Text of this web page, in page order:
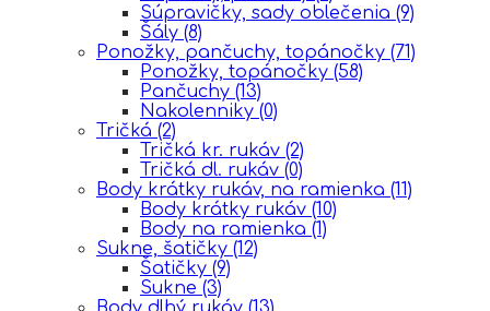
Súpravičky, sady oblečenia (9)
Šály (8)
Ponožky, pančuchy, topánočky (71)
Ponožky, topánočky (58)
Pančuchy (13)
Nakolenniky (0)
Tričká (2)
Tričká kr. rukáv (2)
Tričká dl. rukáv (0)
Body krátky rukáv, na ramienka (11)
Body krátky rukáv (10)
Body na ramienka (1)
Sukne, šatičky (12)
Šatičky (9)
Sukne (3)